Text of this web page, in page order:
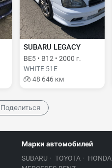
SUBARU LEGACY
BE5 • B12 • 2000 г.
WHITE 51E
48 646 км
Поделиться
Марки автомобилей
SUBARU · TOYOTA · HONDA